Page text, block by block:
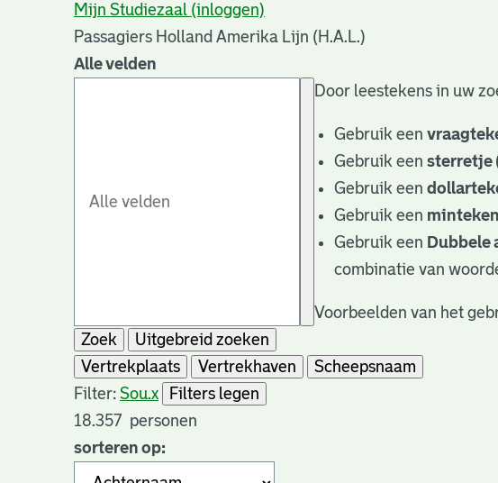
Mijn Studiezaal (inloggen)
Passagiers Holland Amerika Lijn (H.A.L.)
Alle velden
Door leestekens in uw
Gebruik een
Gebruik eensterretje
Gebruik een
Gebruik een
Gebruik een Dubbele
combinatie van
Voorbeelden van het
Zoek
Uitgebreid zoeken
Vertrekplaats
Vertrekhaven
Scheepsnaam
Filter: Sou.x
Filters legen
18.357 personen
sorteren op: